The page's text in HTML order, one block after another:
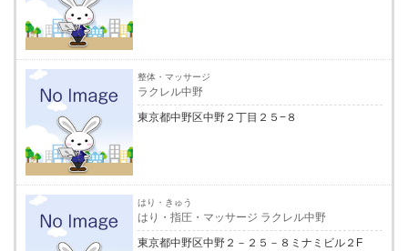
整体・マッサージ
ラクレル中野
東京都中野区中野２丁目２５−８
はり・きゅう
はり・指圧・マッサージ ラクレル中野
東京都中野区中野２－２５－８ミナミビル２F